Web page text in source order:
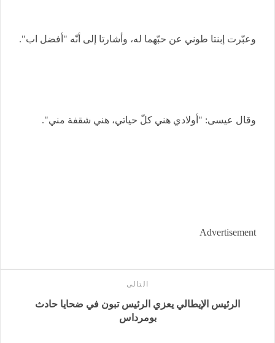
وعبّرت إبنتا طوني عن حبّهما له، وأشارتا إلى أنّه "أفضل اب".
وقال عيسى: "أولادي هني كلّ حياتي، هني شقفة مني".
Advertisement
التالى
الرئيس الإيطالي يعزي الرئيس تبون في ضحايا حادث
بومرداس